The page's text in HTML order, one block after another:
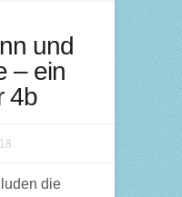
und
– ein
4b
die